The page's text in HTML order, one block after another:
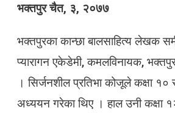
भक्तपुर चैत, ३, २०७७
भक्तपुरका कान्छा बालसाहित्य लेखक
प्यारागन एकेडेमी, कमलविनायक,
। सिर्जनशील प्रतिभा कोजूले कक्षा १०
अध्ययन गरेका थिए । हाल उनी कक्षा